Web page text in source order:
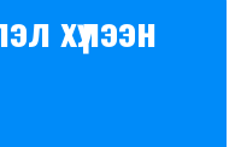
хүлээн